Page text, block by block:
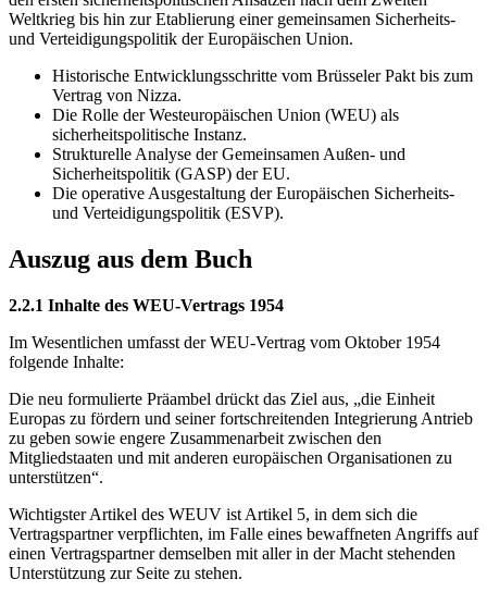
Weltkrieg bis hin zur Etablierung einer gemeinsamen Sicherheits-
und Verteidigungspolitik der Europäischen Union.
Historische Entwicklungsschritte vom Brüsseler Pakt bis zum
Vertrag von Nizza.
Die Rolle der Westeuropäischen Union (WEU) als
sicherheitspolitische Instanz.
Strukturelle Analyse der Gemeinsamen Außen- und
Sicherheitspolitik (GASP) der EU.
Die operative Ausgestaltung der Europäischen Sicherheits-
und Verteidigungspolitik (ESVP).
Auszug aus dem Buch
2.2.1 Inhalte des WEU-Vertrags 1954
Im Wesentlichen umfasst der WEU-Vertrag vom Oktober 1954
folgende Inhalte:
Die neu formulierte Präambel drückt das Ziel aus, „die Einheit
Europas zu fördern und seiner fortschreitenden Integrierung Antrieb
zu geben sowie engere Zusammenarbeit zwischen den
Mitgliedstaaten und mit anderen europäischen Organisationen zu
unterstützen“.
Wichtigster Artikel des WEUV ist Artikel 5, in dem sich die
Vertragspartner verpflichten, im Falle eines bewaffneten Angriffs auf
einen Vertragspartner demselben mit aller in der Macht stehenden
Unterstützung zur Seite zu stehen.